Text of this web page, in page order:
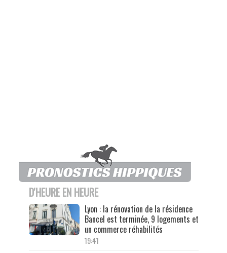
D'HEURE EN HEURE
Lyon : la rénovation de la résidence
Bancel est terminée, 9 logements et
un commerce réhabilités
19:41